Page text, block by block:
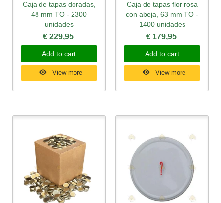
Caja de tapas doradas,
48 mm TO - 2300
unidades
€ 229,95
Add to cart
View more
Caja de tapas flor rosa
con abeja, 63 mm TO -
1400 unidades
€ 179,95
Add to cart
View more